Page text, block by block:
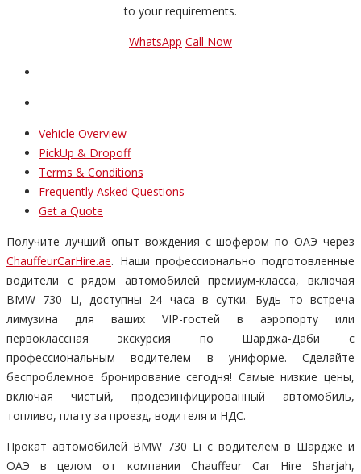
to your requirements.
WhatsApp Call Now
Vehicle Overview
PickUp & Dropoff
Terms & Conditions
Frequently Asked Questions
Get a Quote
Получите лучший опыт вождения с шофером по ОАЭ через
ChauffeurCarHire.ae. Наши профессионально подготовленные
водители с рядом автомобилей премиум-класса, включая
BMW 730 Li, доступны 24 часа в сутки. Будь то встреча
лимузина для ваших VIP-гостей в аэропорту или
первоклассная экскурсия по Шарджа-Даби с
профессиональным водителем в униформе. Сделайте
беспроблемное бронирование сегодня! Самые низкие цены,
включая чистый, продезинфицированный автомобиль,
топливо, плату за проезд, водителя и НДС.
Прокат автомобилей BMW 730 Li с водителем в Шардже и
ОАЭ в целом от компании Chauffeur Car Hire Sharjah,